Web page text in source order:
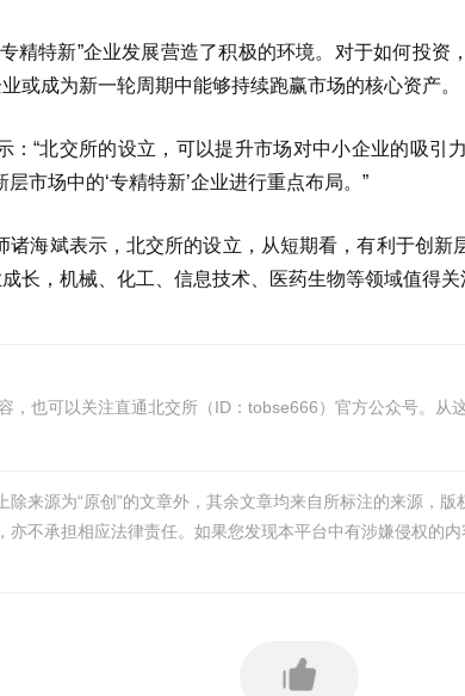
精特新”企业发展营造了积极的环境。对于如何投
或成为新一轮周期中能够持续跑赢市场的核心资产。
：“北交所的设立，可以提升市场对中小企业的吸引
市场中的‘专精特新’企业进行重点布局。”
诸海斌表示，北交所的设立，从短期看，有利于创新
长，机械、化工、信息技术、医药生物等领域值得关
，也可以关注直通北交所（ID：tobse666）官方公众号。从
除来源为“原创”的文章外，其余文章均来自所标注的来源，
亦不承担相应法律责任。如果您发现本平台中有涉嫌侵权的